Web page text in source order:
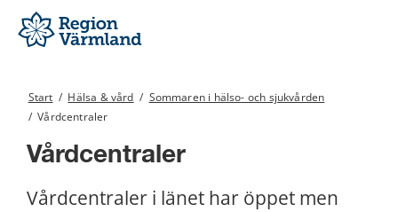
Start / Hälsa & vård / Sommaren i hälso- och sjukvården
/ Vårdcentraler
Vårdcentraler
Vårdcentraler i länet har öppet men